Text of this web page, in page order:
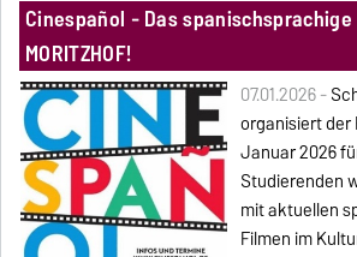
Cinespañol - Das
MORITZHOF!
07.01.2026 -
organisiert der
Januar 2026
Studierenden
mit aktuellen
Filmen im